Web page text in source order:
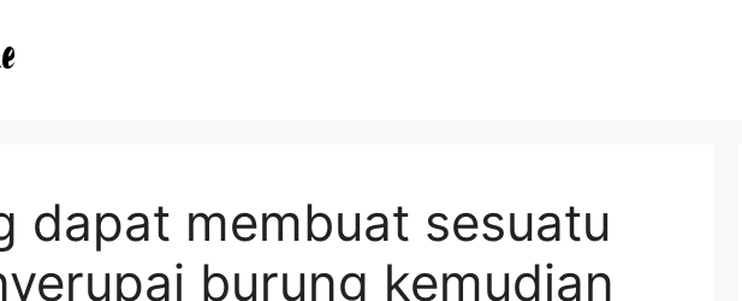
dapat membuat sesuatu
burung kemudian